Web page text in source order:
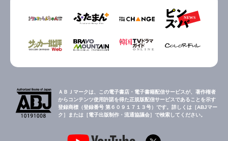
ＡＢＪマークは、この電子書店・電子書籍配信サービスが、著作権者
からコンテンツ使用許諾を得た正規版配信サービスであることを示す
登録商標（登録番号 第６０９１７１３号）です。詳しくは［ABJマー
ク］または［電子出版制作・流通協議会］で検索してください。